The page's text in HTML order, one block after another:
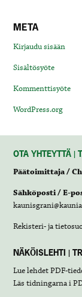
META
Kirjaudu sisään
Sisältösyöte
Kommenttisyöte
WordPress.org
OTA YHTEYTTÄ |
Päätoimittaja /
Sähköposti / E-
Rekisteri- ja
NÄKÖISLEHTI |
Lue lehdetPDF-
Läs tidningarna i